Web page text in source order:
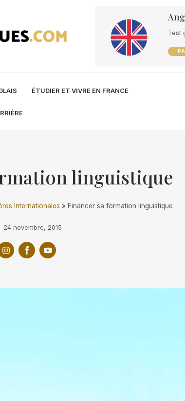
Test
ÉTUDIER ET VIVRE EN FRANCE
linguistique
Internationales » Financer sa formation linguistique
24 novembre, 2015